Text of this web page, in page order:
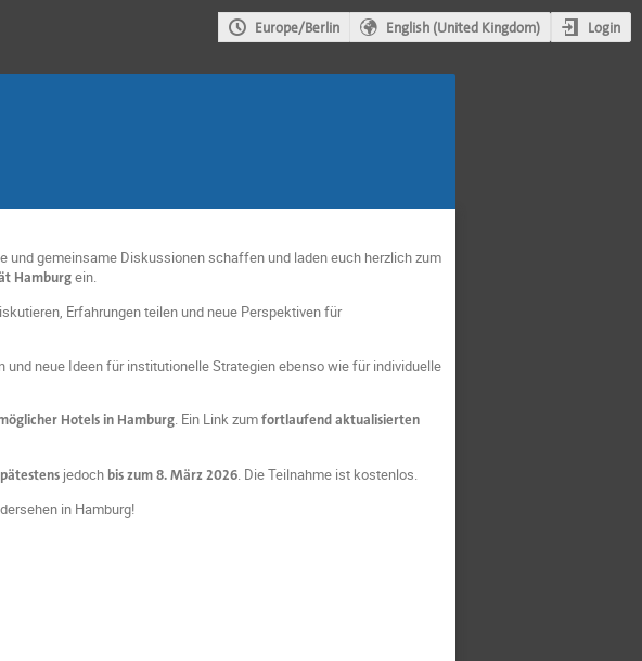
Europe/Berlin English (United Kingdom) Login
gemeinsame Diskussionen schaffen und laden euch herzlich zum
Hamburgein.
Erfahrungen teilen und neue Perspektiven für
neue Ideen für institutionelle Strategien ebenso wie für individuelle
Hotels in Hamburg. Ein Link zumfortlaufend aktualisierten
jedoch bis zum 8. März 2026. Die Teilnahme ist kostenlos.
in Hamburg!